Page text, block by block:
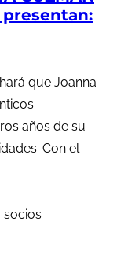
presentan:
que Joanna
años de su
Con el